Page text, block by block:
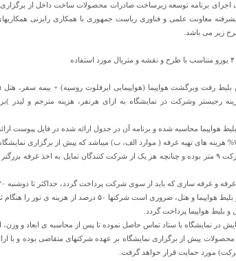
اجرای برنامه توسعه زیرساخت صادرات محصولات ساخت داخل از
معاونت علمی و فناوری ریاست جمهوری با همکاری رایزنی
زیر می باشد.
رجیستر وشرکت در نمایشگاه به ازای هرنفر، هزینه مترجم و لیدر
تذکر ۴: حد اکثر فضای قابل ارائه برای هر شرکت ۹ متر بوده و چنانچه هر یک از شرکت کنندگان
در نمایشگاه با ستاد تماس حاصل نموده تا پس از محاسبه ی ابعاد و وزن،